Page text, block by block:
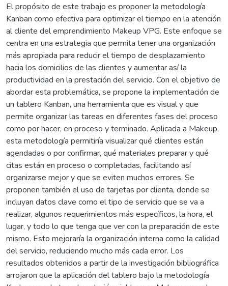
El propósito de este trabajo es proponer la metodología
Kanban como efectiva para optimizar el tiempo en la atención
al cliente del emprendimiento Makeup VPG. Este enfoque se
centra en una estrategia que permita tener una organización
más apropiada para reducir el tiempo de desplazamiento
hacia los domicilios de las clientes y aumentar así la
productividad en la prestación del servicio. Con el objetivo de
abordar esta problemática, se propone la implementación de
un tablero Kanban, una herramienta que es visual y que
permite organizar las tareas en diferentes fases del proceso
como por hacer, en proceso y terminado. Aplicada a Makeup,
esta metodología permitiría visualizar qué clientes están
agendadas o por confirmar, qué materiales preparar y qué
citas están en proceso o completadas, facilitando así
organizarse mejor y que se eviten muchos errores. Se
proponen también el uso de tarjetas por clienta, donde se
incluyan datos clave como el tipo de servicio que se va a
realizar, algunos requerimientos más específicos, la hora, el
lugar, y todo lo que tenga que ver con la preparación de este
mismo. Esto mejoraría la organización interna como la calidad
del servicio, reduciendo mucho más cada error. Los
resultados obtenidos a partir de la investigación bibliográfica
arrojaron que la aplicación del tablero bajo la metodología